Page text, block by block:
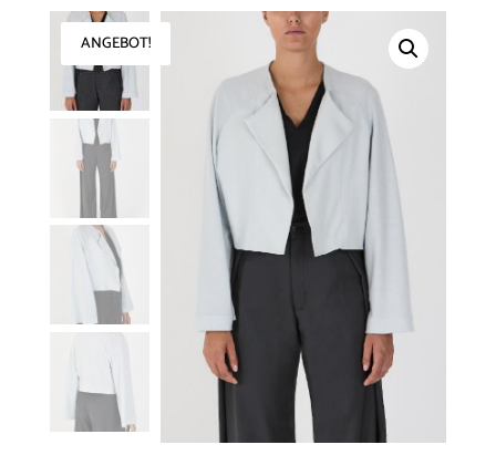
ANGEBOT!